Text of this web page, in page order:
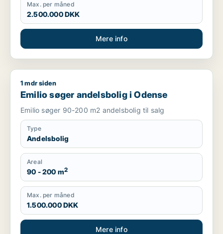
Max. per måned
2.500.000 DKK
Mere info
Emilio søger andelsbolig i Odense
1 mdr siden
Emilio søger andelsbolig i Odense
Emilio søger 90-200 m2 andelsbolig til salg
Type
Andelsbolig
Areal
90 - 200 m2
Max. per måned
1.500.000 DKK
Mere info